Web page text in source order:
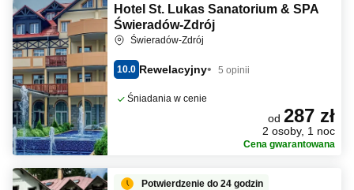
Hotel St. Lukas Sanatorium & SPA
Świeradów-Zdrój
Świeradów-Zdrój
10.0 Rewelacyjny 5 opinii
Śniadania w cenie
od 287 zł
2 osoby, 1 noc
Cena gwarantowana
Potwierdzenie do 24 godzin